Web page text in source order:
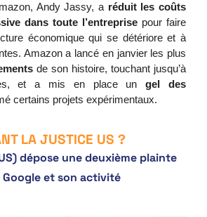
Andy Jassy, a réduit les coûts
dans toute l’entreprise pour faire
économique qui se détériore et à
Amazon a lancé en janvier les plus
de son histoire, touchant jusqu’à
et a mis en place un gel des
certains projets expérimentaux.
LA JUSTICE US ?
dépose une deuxième plainte
et son activité